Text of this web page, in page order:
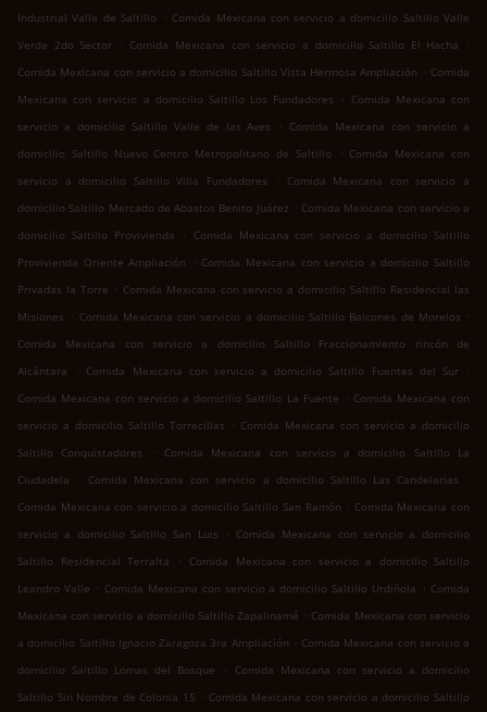
Industrial Valle de Saltillo
. Comida Mexicana con servicio a domicilio Saltillo Valle
Verde 2do Sector
. Comida Mexicana con servicio a domicilio Saltillo El Hacha
.
Comida Mexicana con servicio a domicilio Saltillo Vista Hermosa Ampliación . Comida
Mexicana con servicio a domicilio Saltillo Los Fundadores
. Comida Mexicana con
servicio a domicilio Saltillo Valle de las Aves
. Comida Mexicana con servicio a
domicilio Saltillo Nuevo Centro Metropolitano de Saltillo
. Comida Mexicana con
servicio a domicilio Saltillo Villa Fundadores
.
Comida Mexicana con servicio a
domicilio Saltillo Mercado de Abastos Benito Juárez . Comida Mexicana con servicio a
domicilio Saltillo Provivienda
. Comida Mexicana con servicio a domicilio Saltillo
Provivienda Oriente Ampliación
. Comida Mexicana con servicio a domicilio Saltillo
Privadas la Torre . Comida Mexicana con servicio a domicilio Saltillo Residencial las
Misiones . Comida Mexicana con servicio a domicilio Saltillo Balcones de Morelos .
Comida Mexicana con servicio a domicilio Saltillo Fraccionamiento rincón de
Alcántara
. Comida Mexicana con servicio a domicilio Saltillo Fuentes del Sur
.
Comida Mexicana con servicio a domicilio Saltillo La Fuente . Comida Mexicana con
servicio a domicilio Saltillo Torrecillas
. Comida Mexicana con servicio a domicilio
Saltillo Conquistadores
.
Comida Mexicana con servicio a domicilio Saltillo La
Ciudadela
. Comida Mexicana con servicio a domicilio Saltillo Las Candelarias
.
Comida Mexicana con servicio a domicilio Saltillo San Ramón . Comida Mexicana con
servicio a domicilio Saltillo San Luis
. Comida Mexicana con servicio a domicilio
Saltillo Residencial Terralta
. Comida Mexicana con servicio a domicilio Saltillo
Leandro Valle . Comida Mexicana con servicio a domicilio Saltillo Urdiñola . Comida
Mexicana con servicio a domicilio Saltillo Zapalinamé . Comida Mexicana con servicio
a domicilio Saltillo Ignacio Zaragoza 3ra Ampliación . Comida Mexicana con servicio a
domicilio Saltillo Lomas del Bosque
.
Comida Mexicana con servicio a domicilio
Saltillo Sin Nombre de Colonia 15 . Comida Mexicana con servicio a domicilio Saltillo